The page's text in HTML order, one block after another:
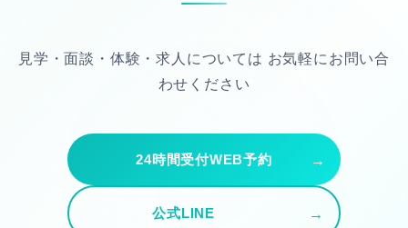
見学・面談・体験・求人については お気軽にお問い合
わせください
24時間受付WEB予約
公式LINE